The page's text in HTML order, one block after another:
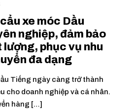
xe móc Dầu
nghiệp, đảm bảo
lượng, phục vụ nhu
đa dạng
Tiếng ngày càng trở thành
cho doanh nghiệp và cá nhân.
hàng […]